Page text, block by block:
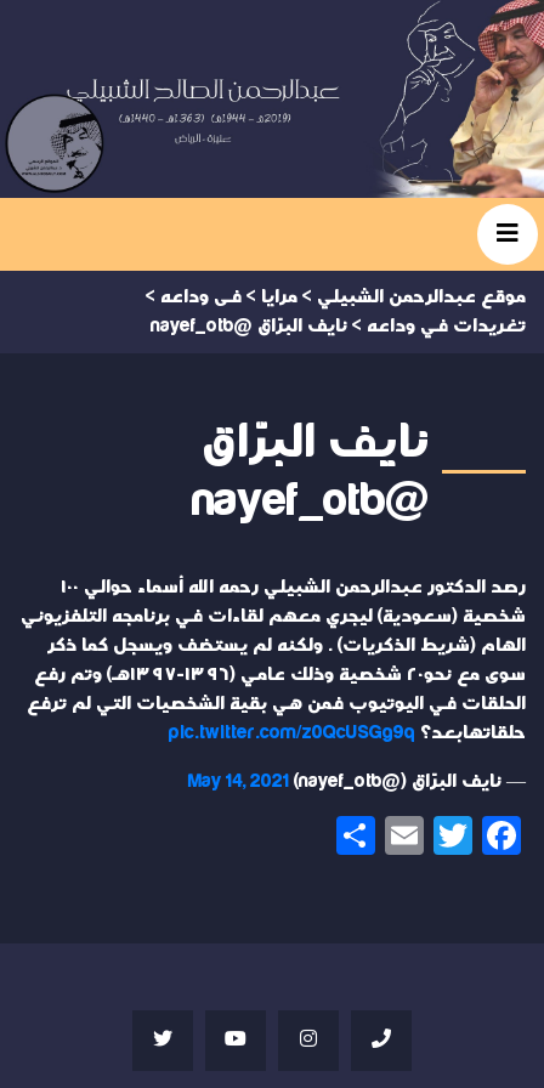
موقع عبدالرحمن الشبيلي > مرايا > فى وداعه >
تغريدات في وداعه > نايف البرّاق @nayef_otb
نايف البرّاق
@nayef_otb
رصد الدكتور عبدالرحمن الشبيلي رحمه الله أسماء حوالي ١٠٠
شخصية (سعودية) ليجري معهم لقاءات في برنامجه التلفزيوني
الهام (شريط الذكريات) . ولكنه لم يستضف ويسجل كما ذكر
سوى مع نحو٢٠ شخصية وذلك عامي (١٣٩٦-١٣٩٧هـ) وتم رفع
الحلقات في اليوتيوب فمن هي بقية الشخصيات التي لم ترفع
حلقاتهابعد؟ pic.twitter.com/z0QcUSGg9q
— نايف البرّاق (@nayef_otb) May 14, 2021
Facebook
Twitter
Email